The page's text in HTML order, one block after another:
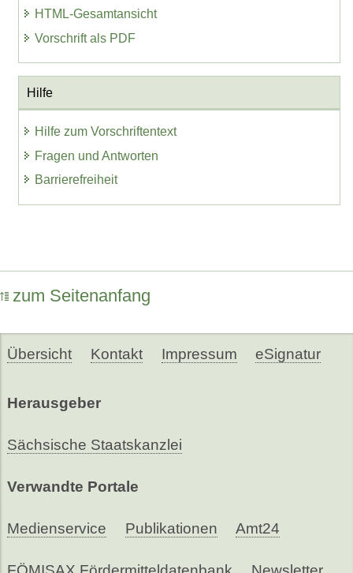
HTML-Gesamtansicht
Vorschrift als PDF
Hilfe
Hilfe zum Vorschriftentext
Fragen und Antworten
Barrierefreiheit
zum Seitenanfang
Übersicht Kontakt Impressum eSignatur
Herausgeber
Sächsische Staatskanzlei
Verwandte Portale
Medienservice Publikationen Amt24